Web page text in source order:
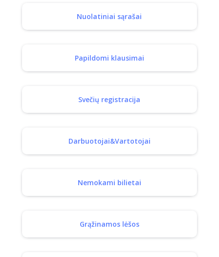
Nuolatiniai sąrašai
Papildomi klausimai
Svečių registracija
Darbuotojai&Vartotojai
Nemokami bilietai
Grąžinamos lėšos